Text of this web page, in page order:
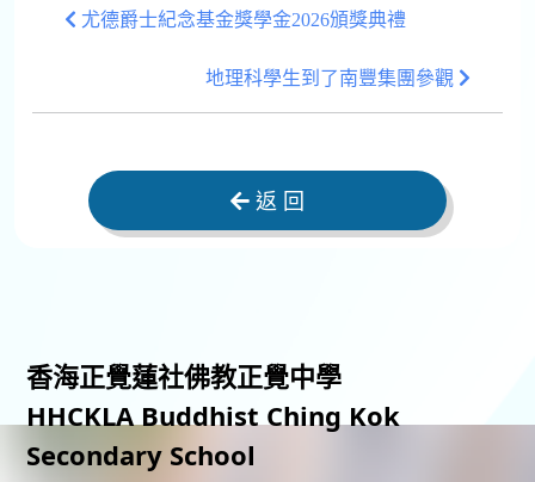
尤德爵士紀念基金獎學金2026頒獎典禮
地理科學生到了南豐集團參觀
返 回
香海正覺蓮社佛教正覺中學
HHCKLA Buddhist Ching Kok
Secondary School